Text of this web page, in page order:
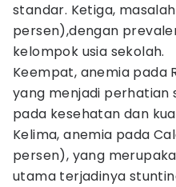
standar. Ketiga,
persen),dengan
kelompok usia sekolah.
Keempat, anemia pada
yang menjadi perhatian
pada kesehatan dan
Kelima, anemia pada
persen), yang
utama terjadinya